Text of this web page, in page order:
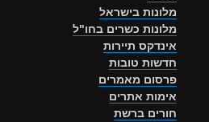
מלונות בישראל
מלונות כשרים בחו"ל
אינדקס תיירות
חדשות טובות
פרסום מאמרים
אימות אתרים
חורים ברשת